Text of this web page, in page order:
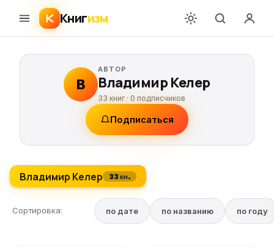
Книгизм
В
АВТОР
Владимир Келер
33 книг ·0 подписчиков
Подписаться
Владимир Келер 33 кн.
Сортировка: по дате по названию по году